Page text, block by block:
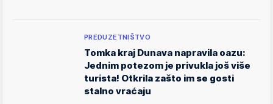
PREDUZETNIŠTVO
Tomka kraj Dunava napravila oazu:
Jednim potezom je privukla još više
turista! Otkrila zašto im se gosti
stalno vraćaju